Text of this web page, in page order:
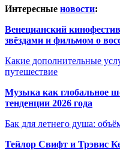
Интересные новости:
Венецианский
звёздами и фильмом о
Какие дополнительные
путешествие
Музыка как глобальное
тенденции 2026 года
Бак для летнего душа:
Тейлор Свифт и Трэвис